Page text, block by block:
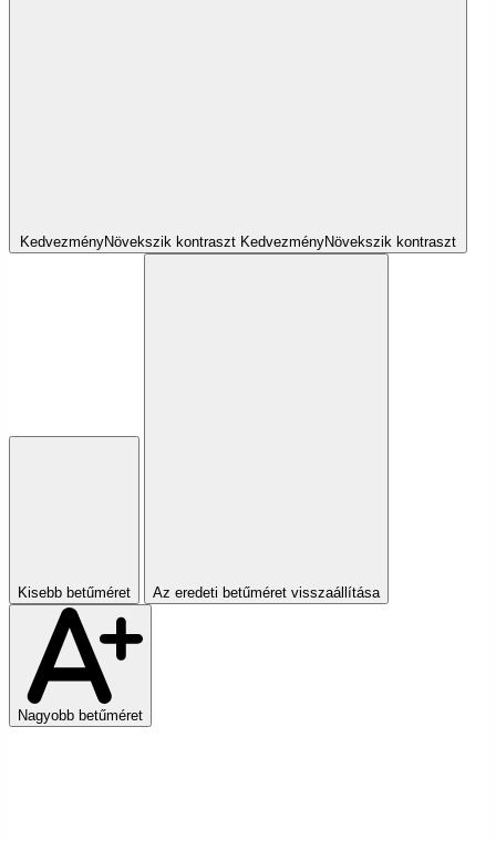
KedvezményNövekszik kontraszt KedvezményNövekszik kontraszt
Kisebb betűméret Az eredeti betűméret visszaállítása
Nagyobb betűméret